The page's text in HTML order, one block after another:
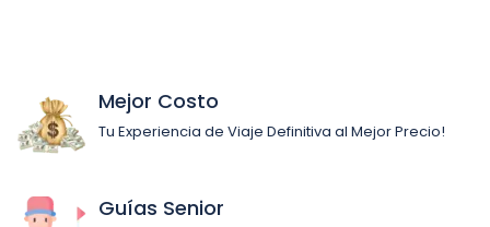
Mejor Costo
Tu Experiencia de Viaje Definitiva al Mejor Precio!
Guías Senior